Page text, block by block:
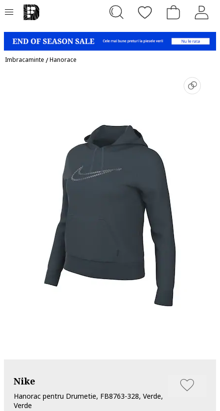
Imbracaminte /Hanorace
Nike
Hanorac pentru Drumetie, FB8763-328, Verde,
Verde